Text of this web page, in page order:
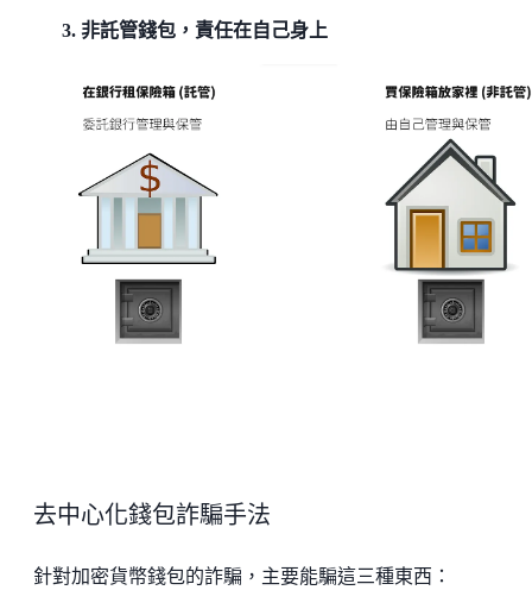
非託管錢包，責任在自己身上
去中心化錢包詐騙手法
針對加密貨幣錢包的詐騙，主要能騙這三種東西：